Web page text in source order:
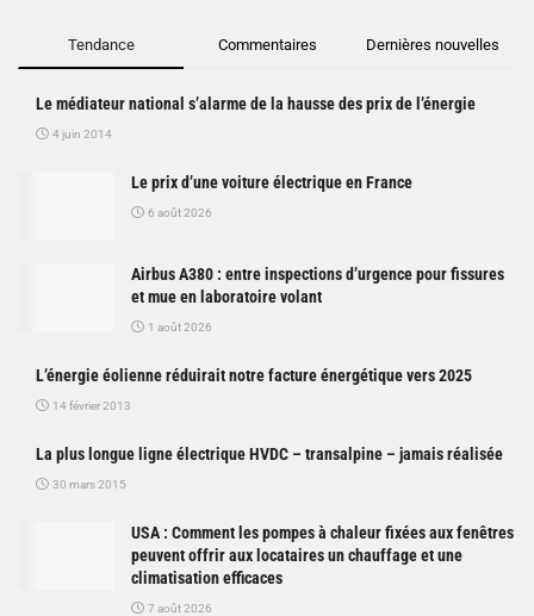
Tendance Commentaires Dernières nouvelles
Le médiateur national s’alarme de la hausse des prix de l’énergie
4 juin 2014
Le prix d’une voiture électrique en France
6 août 2026
Airbus A380 : entre inspections d’urgence pour fissures
et mue en laboratoire volant
1 août 2026
L’énergie éolienne réduirait notre facture énergétique vers 2025
14 février 2013
La plus longue ligne électrique HVDC – transalpine – jamais réalisée
30 mars 2015
USA : Comment les pompes à chaleur fixées aux fenêtres
peuvent offrir aux locataires un chauffage et une
climatisation efficaces
7 août 2026